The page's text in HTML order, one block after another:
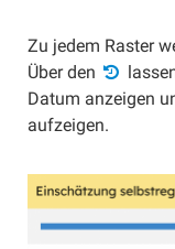
Zu jedem Raster
Über den
Datum anzeigen
aufzeigen.
Timer
Kurs-
QR-Codes
Aktivitäten